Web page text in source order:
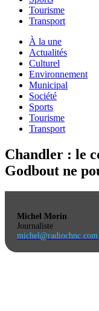
Tourisme
Transport
À la une
Actualités
Culturel
Environnement
Municipal
Société
Sports
Tourisme
Transport
Chandler : le
Godbout ne
Michel Morin
Journaliste
michel@radiochnc.com